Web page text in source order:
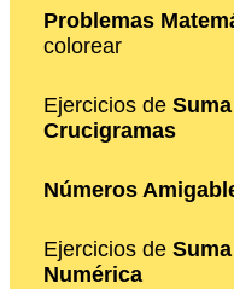
Problemas
colorear
Ejercicios de
Crucigramas
Números
Ejercicios de
Numérica